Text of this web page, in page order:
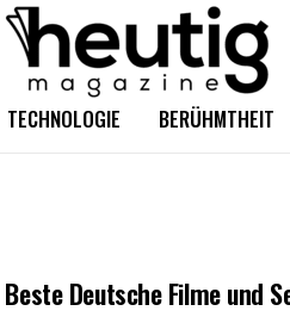
TECHNOLOGIE BERÜHMTHEIT
Beste Deutsche Filme und